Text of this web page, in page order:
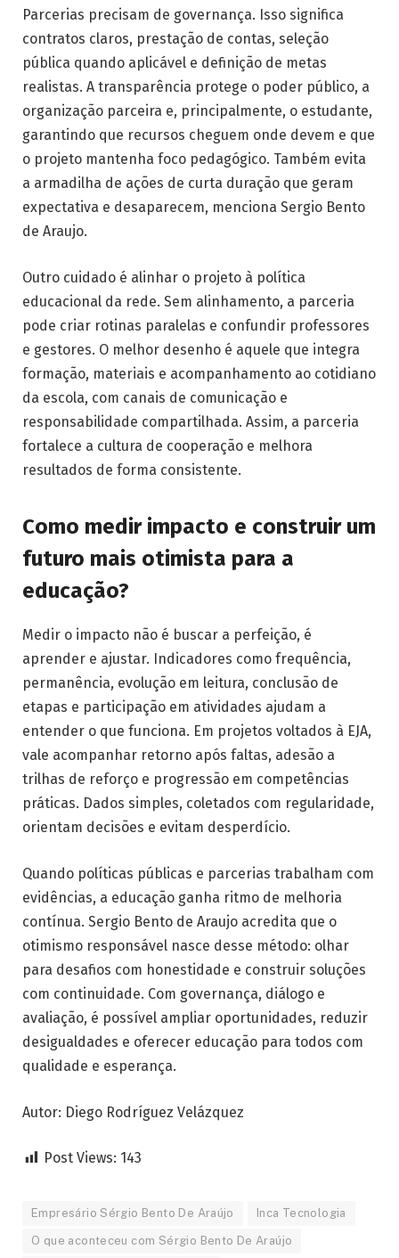
Parcerias precisam de governança. Isso significa
contratos claros, prestação de contas, seleção
pública quando aplicável e definição de metas
realistas. A transparência protege o poder público, a
organização parceira e, principalmente, o estudante,
garantindo que recursos cheguem onde devem e que
o projeto mantenha foco pedagógico. Também evita
a armadilha de ações de curta duração que geram
expectativa e desaparecem, menciona Sergio Bento
de Araujo.
Outro cuidado é alinhar o projeto à política
educacional da rede. Sem alinhamento, a parceria
pode criar rotinas paralelas e confundir professores
e gestores. O melhor desenho é aquele que integra
formação, materiais e acompanhamento ao cotidiano
da escola, com canais de comunicação e
responsabilidade compartilhada. Assim, a parceria
fortalece a cultura de cooperação e melhora
resultados de forma consistente.
Como medir impacto e construir um
futuro mais otimista para a
educação?
Medir o impacto não é buscar a perfeição, é
aprender e ajustar. Indicadores como frequência,
permanência, evolução em leitura, conclusão de
etapas e participação em atividades ajudam a
entender o que funciona. Em projetos voltados à EJA,
vale acompanhar retorno após faltas, adesão a
trilhas de reforço e progressão em competências
práticas. Dados simples, coletados com regularidade,
orientam decisões e evitam desperdício.
Quando políticas públicas e parcerias trabalham com
evidências, a educação ganha ritmo de melhoria
contínua. Sergio Bento de Araujo acredita que o
otimismo responsável nasce desse método: olhar
para desafios com honestidade e construir soluções
com continuidade. Com governança, diálogo e
avaliação, é possível ampliar oportunidades, reduzir
desigualdades e oferecer educação para todos com
qualidade e esperança.
Autor: Diego Rodríguez Velázquez
Post Views: 143
Empresário Sérgio Bento De Araújo Inca Tecnologia
O que aconteceu com Sérgio Bento De Araújo